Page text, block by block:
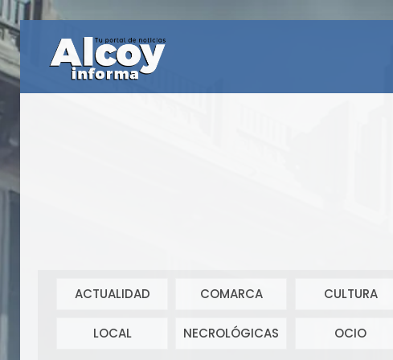
ACTUALIDAD COMARCA CULTURA
LOCAL NECROLÓGICAS OCIO